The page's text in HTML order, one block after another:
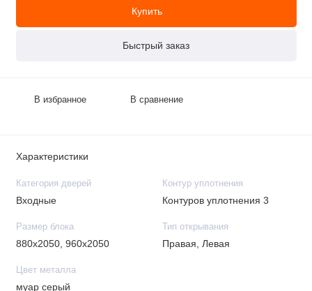
Купить
Быстрый заказ
В избранное В сравнение
Характеристики
Категория дверей
Входные
Контур уплотнения
Контуров уплотнения 3
Размер блока
880х2050, 960х2050
Тип открывания
Правая, Левая
Цвет металла
муар серый